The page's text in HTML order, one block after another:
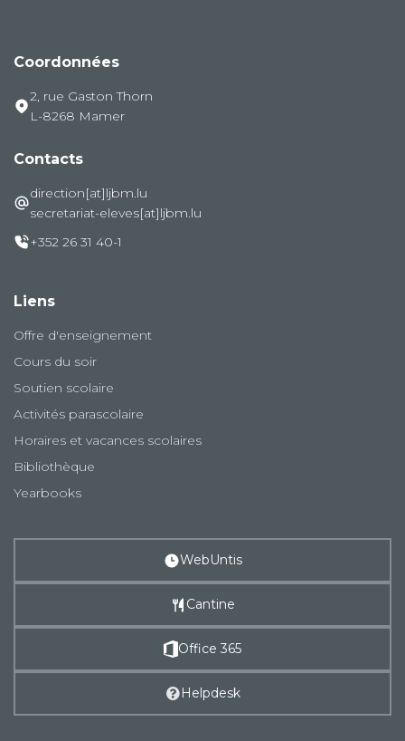
Coordonnées
2, rue Gaston Thorn
L-8268 Mamer
Contacts
direction[at]ljbm.lu
secretariat-eleves[at]ljbm.lu
+352 26 31 40-1
Liens
Offre d'enseignement
Cours du soir
Soutien scolaire
Activités parascolaire
Horaires et vacances scolaires
Bibliothèque
Yearbooks
WebUntis
Cantine
Office 365
Helpdesk